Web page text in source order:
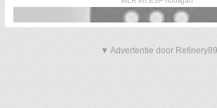
▼ Advertentie door Refinery89